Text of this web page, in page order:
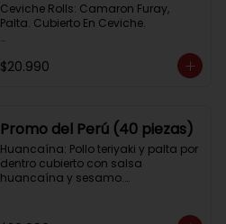
Ceviche Rolls: Camaron Furay,
Palta. Cubierto En Ceviche.
Acevichado Rolls: Camaron Furay,
Palta. Cubierto Con Pescado Blanco
queso crema y palta, frito en panko.
Coronado con salsa acevichada,
toques de cebolla, aji limo y cilantro
$20.990
Promo del Perú (40 piezas)
Huancaína: Pollo teriyaki y palta por
dentro cubierto con salsa
huancaína y sesamo.
dentro cubierto con lomo fino